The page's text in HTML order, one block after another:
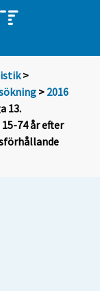
>
> 2016
13.
74 år efter